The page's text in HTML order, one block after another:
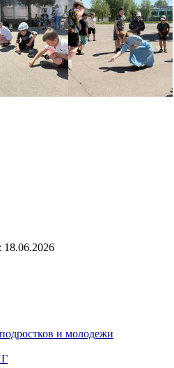
18.06.2026
и молодежи